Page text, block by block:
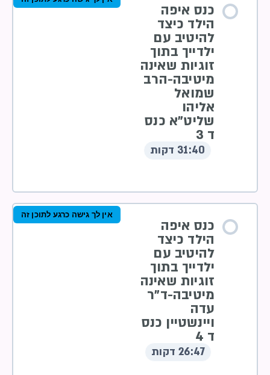
כנס איפה
הילד כיצד
להיטיב עם
ילדייך בתוך
זוגיות שאינה
מיטיבה-הרב
שמואל
אליהו
שליט”א כנס
ד 3
31:40 דקות
כנס איפה
הילד כיצד
להיטיב עם
ילדייך בתוך
זוגיות שאינה
מיטיבה-ד”ר
עדה
ויינשטיין כנס
ד 4
26:47 דקות
אין לך גישה כרגע לתוכן זה